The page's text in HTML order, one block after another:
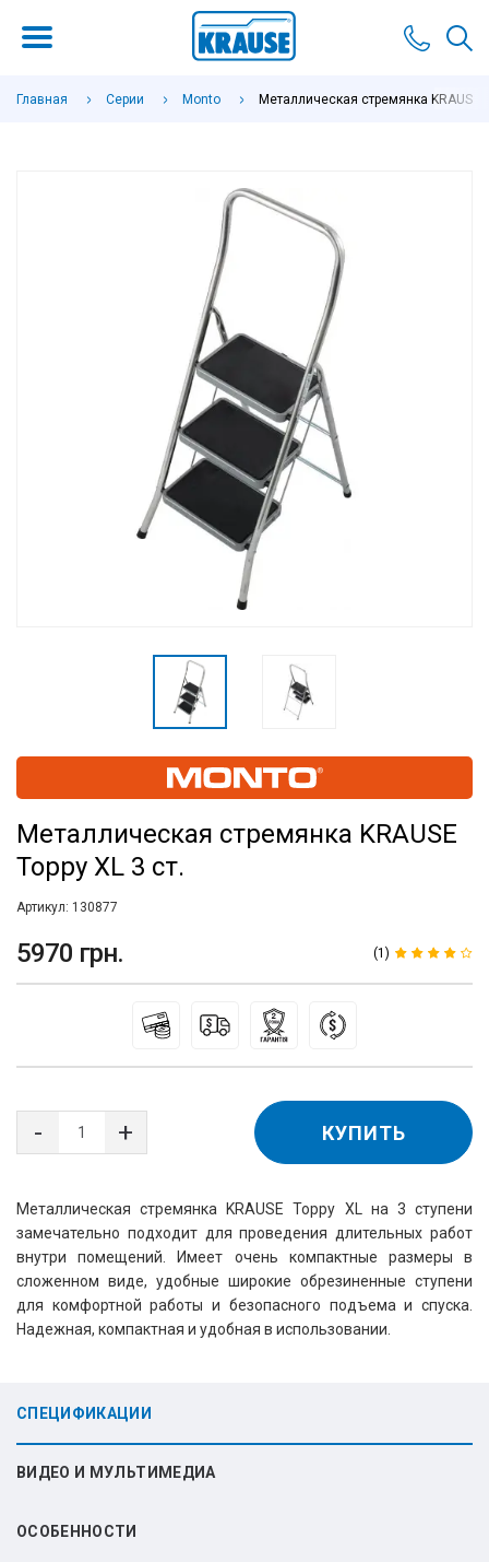
Главная Серии Monto Металлическая стремянка KRAUSE
Металлическая стремянка KRAUSE
Toppy XL 3 ст.
Артикул: 130877
5970 грн. (1)
Металлическая стремянка KRAUSE Toppy XL на 3 ступени
замечательно подходит для проведения длительных работ
внутри помещений. Имеет очень компактные размеры в
сложенном виде, удобные широкие обрезиненные ступени
для комфортной работы и безопасного подъема и спуска.
Надежная, компактная и удобная в использовании.
КУПИТЬ
СПЕЦИФИКАЦИИ
ВИДЕО И МУЛЬТИМЕДИА
ОСОБЕННОСТИ